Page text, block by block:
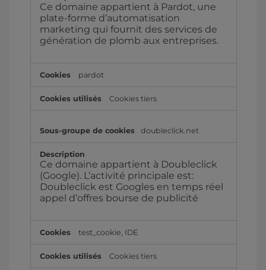
Ce domaine appartient à Pardot, une
plate-forme d’automatisation
marketing qui fournit des services de
génération de plomb aux entreprises.
pardot
Cookies tiers
doubleclick.net
Ce domaine appartient à Doubleclick
(Google). L’activité principale est:
Doubleclick est Googles en temps réel
appel d’offres bourse de publicité
test_cookie, IDE
Cookies tiers